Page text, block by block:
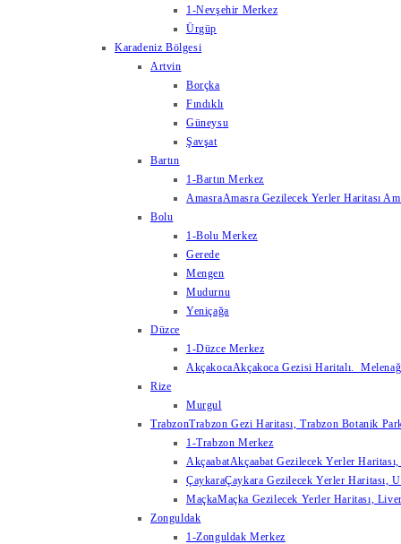
1-Nevşehir Merkez
Ürgüp
Karadeniz Bölgesi
Artvin
Borçka
Fındıklı
Güneysu
Şavşat
Bartın
1-Bartın Merkez
AmasraAmasra Gezilecek Yerler Haritası
Bolu
1-Bolu Merkez
Gerede
Mengen
Mudurnu
Yeniçağa
Düzce
1-Düzce Merkez
AkçakocaAkçakoca Gezisi Haritalı.
Rize
Murgul
TrabzonTrabzon Gezi Haritası, Trabzon Botanik
1-Trabzon Merkez
AkçaabatAkçaabat Gezilecek Yerler
ÇaykaraÇaykara Gezilecek Yerler Haritası,
MaçkaMaçka Gezilecek Yerler Haritası,
Zonguldak
1-Zonguldak Merkez